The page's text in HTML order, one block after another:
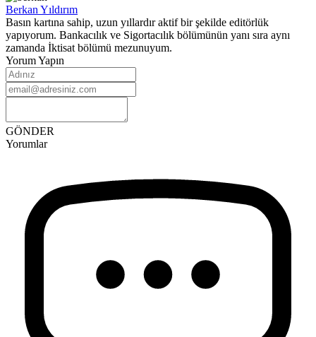
Berkan Yıldırım
Basın kartına sahip, uzun yıllardır aktif bir şekilde editörlük
yapıyorum. Bankacılık ve Sigortacılık bölümünün yanı sıra aynı
zamanda İktisat bölümü mezunuyum.
Yorum Yapın
GÖNDER
Yorumlar